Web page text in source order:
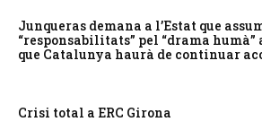
Junqueras demana a l’Estat que
“responsabilitats” pel “drama humà”
que Catalunya haurà de continuar
Crisi total a ERC Girona